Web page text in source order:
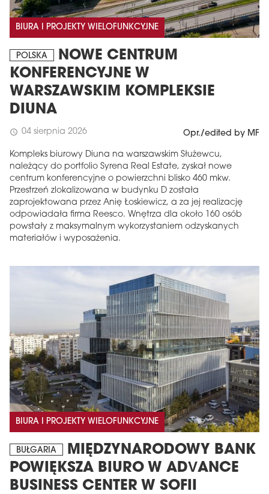
BIURA I PROJEKTY WIELOFUNKCYJNE
POLSKA
NOWE CENTRUM
KONFERENCYJNE W
WARSZAWSKIM KOMPLEKSIE
DIUNA
schedule 04 sierpnia 2026 Opr./edited by MF
Kompleks biurowy Diuna na warszawskim Służewcu,
należący do portfolio Syrena Real Estate, zyskał nowe
centrum konferencyjne o powierzchni blisko 460 mkw.
Przestrzeń zlokalizowana w budynku D została
zaprojektowana przez Anię Łoskiewicz, a za jej realizację
odpowiadała firma Reesco. Wnętrza dla około 160 osób
powstały z maksymalnym wykorzystaniem odzyskanych
materiałów i wyposażenia.
BIURA I PROJEKTY WIELOFUNKCYJNE
BUŁGARIA
MIĘDZYNARODOWY BANK
POWIĘKSZA BIURO W ADVANCE
BUSINESS CENTER W SOFII